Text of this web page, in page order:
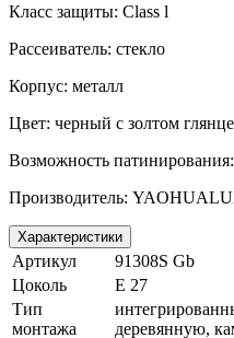
Класс защиты: Class l
Рассеиватель: стекло
Корпус: металл
Цвет: черный с золтом
Возможность
Производитель:
Характеристики
Артикул
91308S Gb
Цоколь
E 27
Тип
монтажа
деревянную,